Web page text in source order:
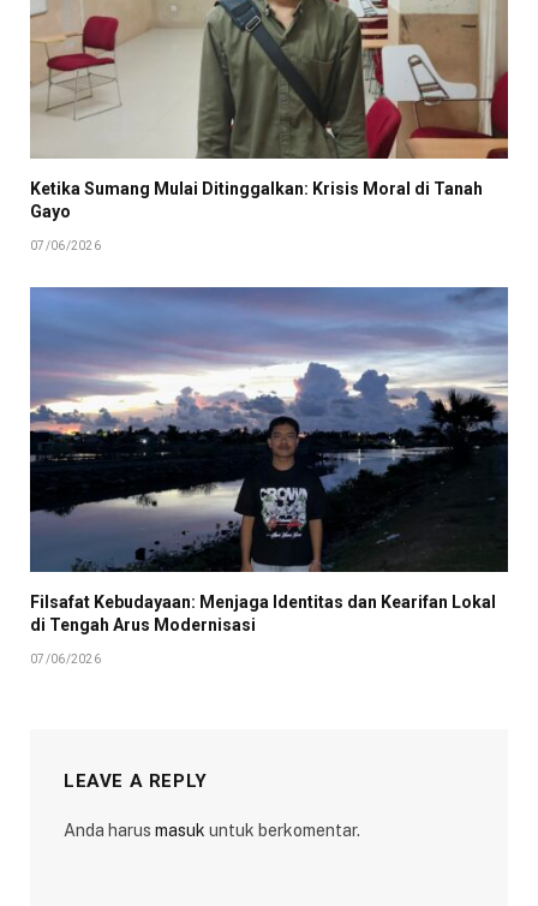
Ketika Sumang Mulai Ditinggalkan: Krisis Moral di Tanah
Gayo
07/06/2026
Filsafat Kebudayaan: Menjaga Identitas dan Kearifan Lokal
di Tengah Arus Modernisasi
07/06/2026
LEAVE A REPLY
Anda harus masuk untuk berkomentar.